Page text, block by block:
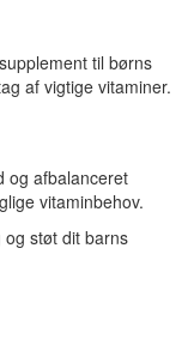
til børns
af vigtige vitaminer.
og afbalanceret
vitaminbehov.
og støt dit barns